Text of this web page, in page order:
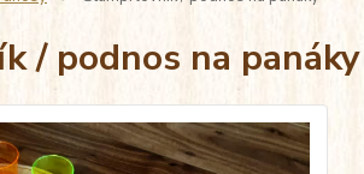
/ podnos na panáky